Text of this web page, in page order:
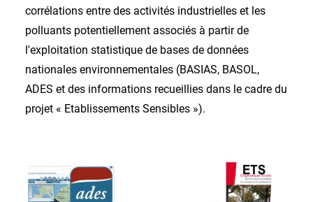
corrélations entre des activités industrielles et les
polluants potentiellement associés à partir de
l'exploitation statistique de bases de données
nationales environnementales (BASIAS, BASOL,
ADES et des informations recueillies dans le cadre du
projet « Etablissements Sensibles »).